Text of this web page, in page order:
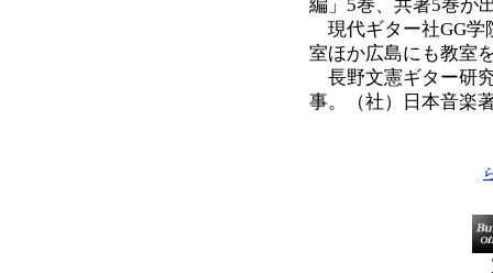
編」5巻、共著5巻が
現代ギター社GG学
室ほか広島にも教室
長野文憲ギター研
事。（社）日本音楽